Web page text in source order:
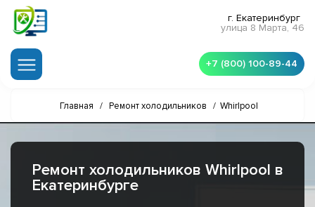
г. Екатеринбург
улица 8 Марта, 46
+7 (800) 100-89-44
Главная / Ремонт холодильников / Whirlpool
Ремонт холодильников Whirlpool в
Екатеринбурге